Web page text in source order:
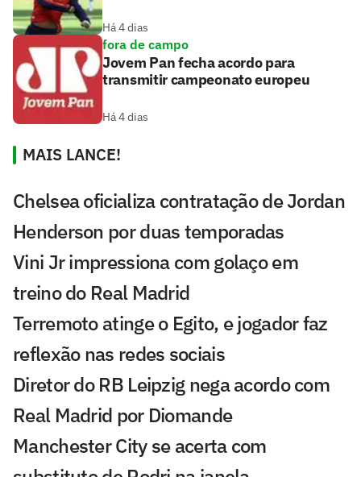
Há 4 dias
fora de campo
Jovem Pan fecha acordo para
transmitir campeonato europeu
Há 4 dias
MAIS LANCE!
Chelsea oficializa contratação de Jordan
Henderson por duas temporadas
Vini Jr impressiona com golaço em
treino do Real Madrid
Terremoto atinge o Egito, e jogador faz
reflexão nas redes sociais
Diretor do RB Leipzig nega acordo com
Real Madrid por Diomande
Manchester City se acerta com